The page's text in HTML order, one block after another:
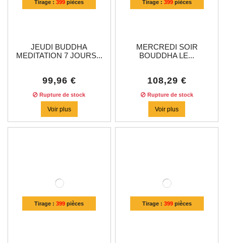
Tirage :399 pièces
JEUDI BUDDHA
MEDITATION 7 JOURS...
99,96 €
Rupture de stock
Voir plus
Tirage : 399pièces
MERCREDI SOIR
BOUDDHA LE...
108,29 €
Rupture de stock
Voir plus
Tirage :399 pièces Tirage : 399pièces